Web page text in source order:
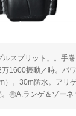
スプリット」。手巻
万1600振動／時。パ
）。30m防水。アリ
。㉄A.ランゲ＆ゾー